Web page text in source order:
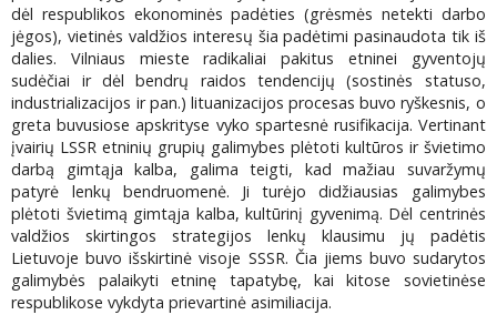
dėl respublikos ekonominės padėties (grėsmės netekti darbo
jėgos), vietinės valdžios interesų šia padėtimi pasinaudota tik iš
dalies. Vilniaus mieste radikaliai pakitus etninei gyventojų
sudėčiai ir dėl bendrų raidos tendencijų (sostinės statuso,
industrializacijos ir pan.) lituanizacijos procesas buvo ryškesnis, o
greta buvusiose apskrityse vyko spartesnė rusifikacija. Vertinant
įvairių LSSR etninių grupių galimybes plėtoti kultūros ir švietimo
darbą gimtąja kalba, galima teigti, kad mažiau suvaržymų
patyrė lenkų bendruomenė. Ji turėjo didžiausias galimybes
plėtoti švietimą gimtąja kalba, kultūrinį gyvenimą. Dėl centrinės
valdžios skirtingos strategijos lenkų klausimu jų padėtis
Lietuvoje buvo išskirtinė visoje SSSR. Čia jiems buvo sudarytos
galimybės palaikyti etninę tapatybę, kai kitose sovietinėse
respublikose vykdyta prievartinė asimiliacija.